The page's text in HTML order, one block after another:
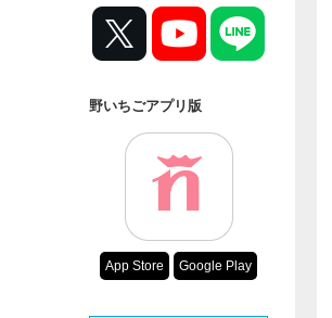
野いちごアプリ版
App Store Google Play